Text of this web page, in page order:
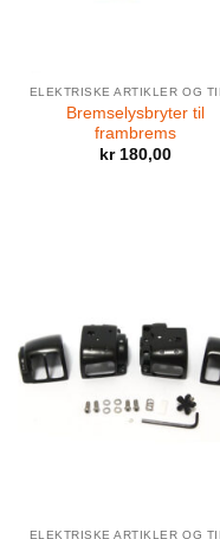
Bremselysbryter til
frambrems
kr180,00